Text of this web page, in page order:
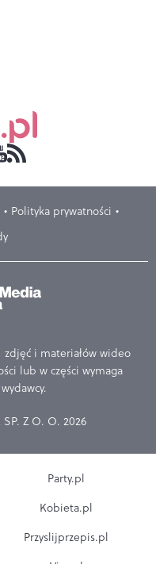
Polityka prywatności
zdjęć i materiałów wideo
lub w części wymaga
Z O. O. 2026
Party.pl
Kobieta.pl
Przyslijprzepis.pl